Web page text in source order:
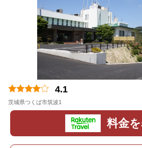
4.1
茨城県つくば市筑波1
料金